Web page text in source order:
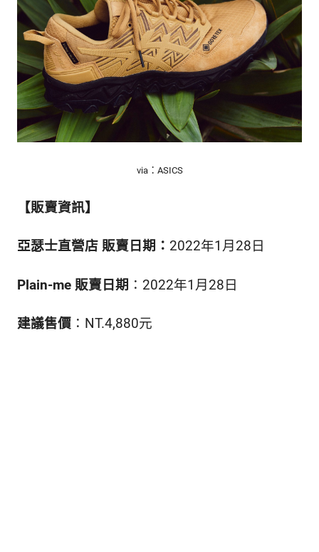
via：ASICS
【販賣資訊】
亞瑟士直營店 販賣日期： 2022年1月28日
Plain-me 販賣日期 ：2022年1月28日
建議售價 ：NT.4,880元